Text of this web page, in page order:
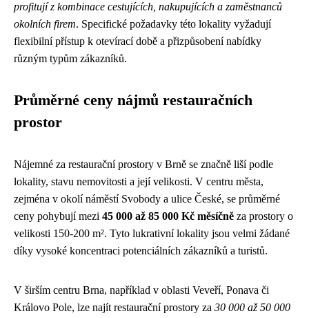
profitují z kombinace cestujících, nakupujících a zaměstnanců
okolních firem. Specifické požadavky této lokality vyžadují
flexibilní přístup k otevírací době a přizpůsobení nabídky
různým typům zákazníků.
Průměrné ceny nájmů restauračních
prostor
Nájemné za restaurační prostory v Brně se značně liší podle
lokality, stavu nemovitosti a její velikosti. V centru města,
zejména v okolí náměstí Svobody a ulice České, se průměrné
ceny pohybují mezi 45 000 až 85 000 Kč měsíčně za prostory o
velikosti 150-200 m². Tyto lukrativní lokality jsou velmi žádané
díky vysoké koncentraci potenciálních zákazníků a turistů.
V širším centru Brna, například v oblasti Veveří, Ponava či
Královo Pole, lze najít restaurační prostory za 30 000 až 50 000